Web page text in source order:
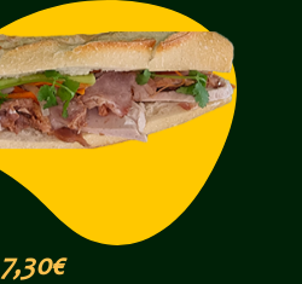
7,30€